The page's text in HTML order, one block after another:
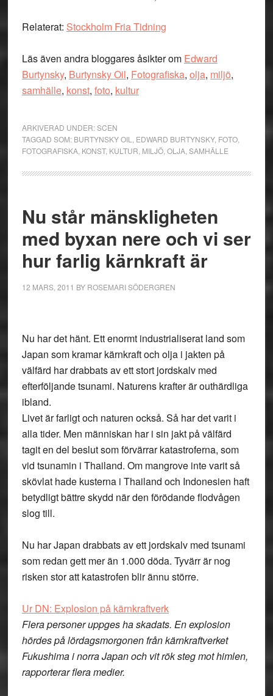
Relaterat: Stockholm Fria Tidning
Läs även andra bloggares åsikter om Edward
Burtynsky, Burtynsky Oil, Fotografiska, olja, miljö,
samhälle, konst, foto, kultur
ARKIVERAD UNDER:SCEN
TAGGAD SOM: BURTYNSKY OIL EDWARD BURTYNSKY, FOTO,
FOTOGRAFISKA, KONST, KULTUR MILJÖ, OLJA, SAMHÄLLE
Nu står mänskligheten
med byxan nere och vi ser
hur farlig kärnkraft är
12 MARS, 2011 BY ROSEMARI SÖDERGREN
Nu har det hänt. Ett enormt industrialiserat land som
Japan som kramar kärnkraft och olja i jakten på
välfärd har drabbats av ett stort jordskalv med
efterföljande tsunami. Naturens krafter är outhärdliga
ibland.
Livet är farligt och naturen också. Så har det varit i
alla tider. Men människan har i sin jakt på välfärd
tagit en del beslut som förvärrar katastroferna, som
vid tsunamin i Thailand. Om mangrove inte varit så
skövlat hade kusterna i Thailand och Indonesien haft
betydligt bättre skydd när den förödande flodvågen
slog till.
Nu har Japan drabbats av ett jordskalv med tsunami
som redan gett mer än 1.000 döda. Tyvärr är nog
risken stor att katastrofen blir ännu större.
Ur DN: Explosion på kärnkraftverk
Flera personer uppges ha skadats. En explosion
hördes på lördagsmorgonen från kärnkraftverket
Fukushima i norra Japan och vit rök steg mot himlen,
rapporterar flera medier.